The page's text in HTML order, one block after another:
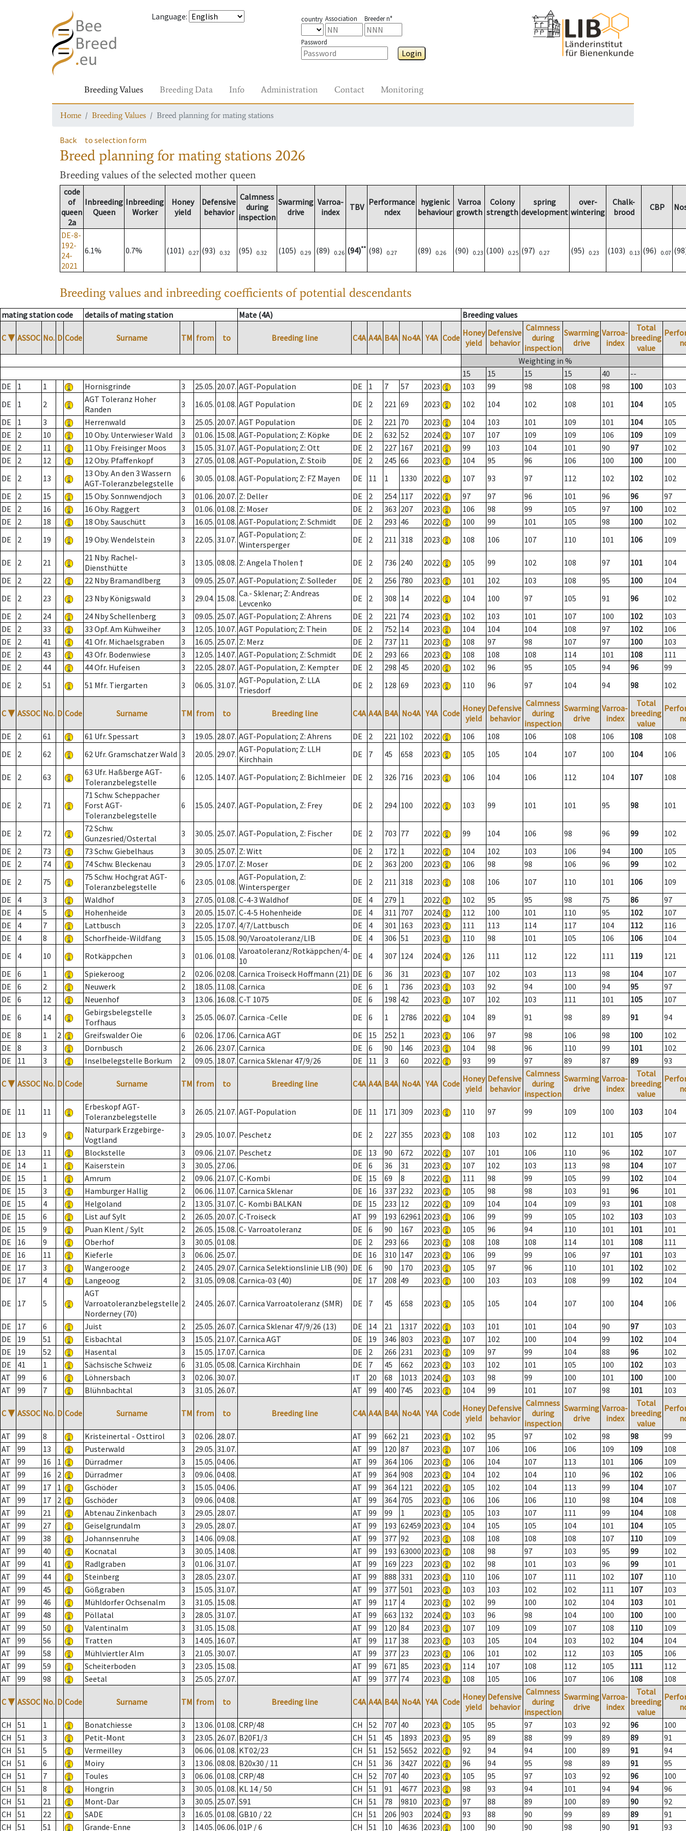
Language: country Association Breeder n°
Password
Login
Breeding Values Breeding Data Info Administration Contact Monitoring
Home Breeding Values Breed planning for mating stations
Back to selection form
Breed planning for mating stations 2026
Breeding values of the selected mother queen
code
of
queen
2a
Inbreeding
Queen
Inbreeding
Worker
Honey
yield
Defensive
behavior
Calmness
during
inspection
Swarming
drive
Varroa-
index
TBV Performance
ndex
hygienic
behaviour
Varroa
growth
Colony
strength
spring
development
over-
wintering
Chalk-
brood
CBP
DE-8-
192-
24-
2021
6.1% 0.7% (101) 0.27 (93) 0.32 (95) 0.32 (105) 0.29 (89) 0.26 (94)** (98) 0.27 (89) 0.26 (90) 0.23 (100) 0.25 (97) 0.27 (95) 0.23 (103) 0.13 (96) 0.07
Breeding values and inbreeding coefficients of potential descendants
mating station code details of mating station Mate (4A) Breeding values
C ▼ ASSOC No. D Code Surname TM from to Breeding line C4A A4A B4A No4A Y4A Code Honey
yield
Defensive
behavior
Calmness
during
inspection
Swarming
drive
Varroa-
index
Total
breeding
value
Weighting in %
15
15 15 15 40
--
DE
1 1 Hornisgrinde 3 25.05. 20.07. AGT-Population DE 1 7 57 2023 103 99 98 108 98 100
103
DE
1 2
AGT Toleranz Hoher
Randen
3 16.05. 01.08. AGT Population DE 2 221 69 2023 102 104 102 108 101 104
105
DE
1 3 Herrenwald 3 25.05. 20.07. AGT Population DE 2 221 70 2023 104 103 101 109 101 104
105
DE
2 10 10 Oby. Unterwieser Wald 3 01.06. 15.08. AGT-Population; Z: Köpke DE 2 632 52 2024 107 107 109 109 106 109
109
DE
2 11 11 Oby. Freisinger Moos 3 15.05. 31.07. AGT-Population; Z: Ott DE 2 227 167 2021 99 103 104 101 90 97
102
DE
2 12 12 Oby. Pfaffenkopf 3 27.05. 01.08. AGT-Population, Z: Stoib DE 2 245 66 2023 104 95 96 106 100 100
100
DE
2 13
13 Oby. An den 3 Wassern
AGT-Toleranzbelegstelle
6 30.05. 01.08. AGT-Population; Z: FZ Mayen DE 11 1 1330 2022 107 93 97 112 102 102
102
DE
2 15 15 Oby. Sonnwendjoch 3 01.06. 20.07. Z: Deller DE 2 254 117 2022 97 97 96 101 96 96
97
DE
2 16 16 Oby. Raggert 3 01.06. 01.08. Z: Moser DE 2 363 207 2023 106 98 99 105 97 100
102
DE
2 18 18 Oby. Sauschütt 3 16.05. 01.08. AGT-Population; Z: Schmidt DE 2 293 46 2022 100 99 101 105 98 100
102
DE
2 19 19 Oby. Wendelstein 3 22.05. 31.07. AGT-Population; Z:
Wintersperger
DE 2 211 318 2023 108 106 107 110 101 106 109
DE 2 21
21 Nby. Rachel-
Diensthütte
3 13.05. 08.08. Z: Angela Tholen † DE 2 736 240 2022 105 99 102 108 97 101
104
DE
2 22 22 Nby Bramandlberg 3 09.05. 25.07. AGT-Population; Z: Solleder DE 2 256 780 2023 101 102 103 108 95 100
104
DE
2 23 23 Nby Königswald 3 29.04. 15.08. Ca.- Sklenar; Z: Andreas
Levcenko
DE 2 308 14 2022 104 100 97 105 91 96
102
DE
2 24 24 Nby Schellenberg 3 09.05. 25.07. AGT-Population; Z: Ahrens DE 2 221 74 2023 102 103 101 107 100 102
103
DE
2 33 33 Opf. Am Kühweiher 3 12.05. 10.07. AGT Population; Z: Thein DE 2 752 14 2023 104 104 104 108 97 102
106
DE
2 41 41 Ofr. Michaelsgraben 3 16.05. 25.07. Z: Merz DE 2 737 11 2023 108 97 98 107 97 100
103
DE
2 43 43 Ofr. Bodenwiese 3 12.05. 14.07. AGT-Population; Z: Schmidt DE 2 293 66 2023 108 108 108 114 101 108
111
DE
2 44 44 Ofr. Hufeisen 3 22.05. 28.07. AGT-Population, Z: Kempter DE 2 298 45 2020 102 96 95 105 94 96
99
DE
2 51 51 Mfr. Tiergarten 3 06.05. 31.07. AGT-Population, Z: LLA
Triesdorf
DE 2 128 69 2023 110 96 97 104 94 98 102
C ▼ ASSOC No. D Code Surname TM from to Breeding line C4A A4A B4A No4A Y4A Code Honey
yield
Defensive
behavior
Calmness
during
inspection
Swarming
drive
Varroa-
index
Total
breeding
value
DE
2 61 61 Ufr. Spessart 3 19.05. 28.07. AGT-Population; Z: Ahrens DE 2 221 102 2022 106 108 106 108 106 108
108
DE
2 62 62 Ufr. Gramschatzer Wald 3 20.05. 29.07. AGT-Population; Z: LLH
Kirchhain
DE 7 45 658 2023 105 105 104 107 100 104 106
DE 2 63
63 Ufr. Haßberge AGT-
Toleranzbelegstelle
6 12.05. 14.07. AGT-Population; Z: Bichlmeier DE 2 326 716 2023 106 104 106 112 104 107 108
DE 2 71
71 Schw. Scheppacher
Forst AGT-
Toleranzbelegstelle
6 15.05. 24.07. AGT-Population, Z: Frey DE 2 294 100 2022 103 99 101 101 95 98 101
DE 2 72
72 Schw.
Gunzesried/Ostertal
3 30.05. 25.07. AGT-Population, Z: Fischer DE 2 703 77 2022 99 104 106 98 96 99
102
DE
2 73 73 Schw. Giebelhaus 3 30.05. 25.07. Z: Witt DE 2 172 1 2022 104 102 103 106 94 100
105
DE
2 74 74 Schw. Bleckenau 3 29.05. 17.07. Z: Moser DE 2 363 200 2023 106 98 98 106 96 99
102
DE
2 75
75 Schw. Hochgrat AGT-
Toleranzbelegstelle
6 23.05. 01.08. AGT-Population, Z:
Wintersperger
DE 2 211 318 2023 108 106 107 110 101 106
109
DE
4 3 Waldhof 3 27.05. 01.08. C-4-3 Waldhof DE 4 279 1 2022 102 95 95 98 75 86
97
DE
4 5 Hohenheide 3 20.05. 15.07. C-4-5 Hohenheide DE 4 311 707 2024 112 100 101 110 95 102
107
DE
4 7 Lattbusch 3 22.05. 17.07. 4/7/Lattbusch DE 4 301 163 2023 111 113 114 117 104 112
116
DE
4 8 Schorfheide-Wildfang 3 15.05. 15.08. 90/Varoatoleranz/LIB DE 4 306 51 2023 110 98 101 105 106 106
104
DE
4 10 Rotkäppchen 3 01.06. 01.08. Varoatoleranz/Rotkäppchen/4-
10
DE 4 307 124 2024 126 111 112 122 111 119
121
DE
6 1 Spiekeroog 2 02.06. 02.08. Carnica Troiseck Hoffmann (21) DE 6 36 31 2023 107 102 103 113 98 104
107
DE
6 2 Neuwerk 2 18.05. 11.08. Carnica DE 6 1 736 2023 103 92 94 100 94 95
97
DE
6 12 Neuenhof 3 13.06. 16.08. C-T 1075 DE 6 198 42 2023 107 102 103 111 101 105
107
DE
6 14
Gebirgsbelegstelle
Torfhaus
3 25.05. 06.07. Carnica -Celle DE 6 1 2786 2022 104 89 91 98 89 91
94
DE
8 1 2 Greifswalder Oie 6 02.06. 17.06. Carnica AGT DE 15 252 1 2023 106 97 98 106 98 100
102
DE
8 3 Dornbusch 2 26.06. 23.07. Carnica DE 6 90 146 2023 104 98 96 110 99 101
102
DE
11 3 Inselbelegstelle Borkum 2 09.05. 18.07. Carnica Sklenar 47/9/26 DE 11 3 60 2022 93 99 97 89 87 89 93
C ▼ ASSOC No. D Code Surname TM from to Breeding line C4A A4A B4A No4A Y4A Code Honey
yield
Defensive
behavior
Calmness
during
inspection
Swarming
drive
Varroa-
index
Total
breeding
value
DE 11 11
Erbeskopf AGT-
Toleranzbelegstelle
3 26.05. 21.07. AGT-Population DE 11 171 309 2023 110 97 99 109 100 103 104
DE 13 9
Naturpark Erzgebirge-
Vogtland
3 29.05. 10.07. Peschetz DE 2 227 355 2023 108 103 102 112 101 105
107
DE
13 11 Blockstelle 3 09.06. 21.07. Peschetz DE 13 90 672 2022 107 101 106 110 96 102
107
DE
14 1 Kaiserstein 3 30.05. 27.06. DE 6 36 31 2023 107 102 103 113 98 104
107
DE
15 1 Amrum 2 09.06. 21.07. C-Kombi DE 15 69 8 2022 111 98 99 105 99 102
104
DE
15 3 Hamburger Hallig 2 06.06. 11.07. Carnica Sklenar DE 16 337 232 2023 105 98 98 103 91 96
101
DE
15 4 Helgoland 2 13.05. 31.07. C- Kombi BALKAN DE 15 233 12 2022 109 104 104 109 93 101
108
DE
15 6 List auf Sylt 2 26.05. 20.07. C-Troiseck AT 99 193 62961 2023 106 99 99 105 102 103
103
DE
15 9 Puan Klent / Sylt 2 26.05. 15.08. C- Varroatoleranz DE 6 90 167 2023 105 96 94 110 101 101
101
DE
16 9 Oberhof 3 30.05. 01.08. DE 2 293 66 2023 108 108 108 114 101 108
111
DE
16 11 Kieferle 3 06.06. 25.07. DE 16 310 147 2023 106 99 99 106 97 101
103
DE
17 3 Wangerooge 2 24.05. 29.07. Carnica Selektionslinie LIB (90) DE 6 90 170 2023 105 97 96 110 101 102
102
DE
17 4 Langeoog 2 31.05. 09.08. Carnica-03 (40) DE 17 208 49 2023 100 103 103 108 99 102 104
DE 17 5
AGT
Varroatoleranzbelegstelle
Norderney (70)
2 24.05. 26.07. Carnica Varroatoleranz (SMR) DE 7 45 658 2023 105 105 104 107 100 104 106
DE 17 6 Juist 2 25.05. 26.07. Carnica Sklenar 47/9/26 (13) DE 14 21 1317 2022 103 101 101 104 90 97
103
DE
19 51 Eisbachtal 3 15.05. 21.07. Carnica AGT DE 19 346 803 2023 107 102 100 104 99 102
104
DE
19 52 Hasental 3 15.05. 17.07. Carnica DE 2 266 231 2023 109 97 99 104 88 96
102
DE
41 1 Sächsische Schweiz 6 31.05. 05.08. Carnica Kirchhain DE 7 45 662 2023 103 102 101 105 100 102
103
AT
99 6 Löhnersbach 3 02.06. 30.07. IT 20 68 1013 2024 103 98 99 100 101 100
100
AT
99 7 Blühnbachtal 3 31.05. 26.07. AT 99 400 745 2023 104 99 101 107 98 101 103
C ▼ ASSOC No. D Code Surname TM from to Breeding line C4A A4A B4A No4A Y4A Code Honey
yield
Defensive
behavior
Calmness
during
inspection
Swarming
drive
Varroa-
index
Total
breeding
value
AT
99 8 Kristeinertal - Osttirol 3 02.06. 28.07. AT 99 662 21 2023 102 95 97 102 98 98
99
AT
99 13 Pusterwald 3 29.05. 31.07. AT 99 120 87 2023 107 106 106 106 109 109
108
AT
99 16 1 Dürradmer 3 15.05. 04.06. AT 99 364 106 2023 106 104 107 113 101 106
109
AT
99 16 2 Dürradmer 3 09.06. 04.08. AT 99 364 908 2023 104 102 104 110 96 102
106
AT
99 17 1 Gschöder 3 15.05. 04.06. AT 99 364 121 2022 105 102 104 113 99 104
107
AT
99 17 2 Gschöder 3 09.06. 04.08. AT 99 364 705 2023 106 106 106 110 98 104
108
AT
99 21 Abtenau Zinkenbach 3 29.05. 28.07. AT 99 99 1 2023 105 103 107 111 99 104
108
AT
99 27 Geiselgrundalm 3 29.05. 28.07. AT 99 193 62459 2023 104 105 105 104 101 104
105
AT
99 38 Johannsenruhe 3 14.06. 09.08. AT 99 377 92 2023 108 108 108 108 107 110
109
AT
99 40 Kocnatal 3 30.05. 14.08. AT 99 193 63000 2023 108 98 97 103 95 99
102
AT
99 41 Radlgraben 3 01.06. 31.07. AT 99 169 223 2023 102 98 101 103 96 99
101
AT
99 44 Steinberg 3 28.05. 23.07. AT 99 888 331 2023 110 106 107 111 102 107
110
AT
99 45 Gößgraben 3 15.05. 31.07. AT 99 377 501 2023 103 103 102 102 111 107
103
AT
99 46 Mühldorfer Ochsenalm 3 31.05. 15.08. AT 99 117 4 2023 102 99 100 102 104 103
101
AT
99 48 Pöllatal 3 28.05. 31.07. AT 99 663 132 2024 103 96 98 104 100 100
100
AT
99 50 Valentinalm 3 31.05. 15.08. AT 99 120 84 2023 107 109 109 107 108 110
109
AT
99 56 Tratten 3 14.05. 16.07. AT 99 117 38 2023 103 105 104 103 102 104
104
AT
99 58 Mühlviertler Alm 3 21.05. 30.07. AT 99 377 23 2023 106 101 102 112 103 105
106
AT
99 59 Scheiterboden 3 23.05. 15.08. AT 99 671 85 2023 114 107 108 112 105 111
112
AT
99 98 Seetal 3 25.05. 27.07. AT 99 377 74 2023 108 105 106 107 106 108 108
C ▼ ASSOC No. D Code Surname TM from to Breeding line C4A A4A B4A No4A Y4A Code Honey
yield
Defensive
behavior
Calmness
during
inspection
Swarming
drive
Varroa-
index
Total
breeding
value
CH
51 1 Bonatchiesse 3 13.06. 01.08. CRP/48 CH 52 707 40 2023 105 95 97 103 92 96
100
CH
51 3 Petit-Mont 3 23.05. 26.07. B20F1/3 CH 51 45 1893 2023 95 89 88 99 89 89
91
CH
51 5 Vermeilley 3 06.06. 01.08. KT02/23 CH 51 152 5652 2022 92 94 94 100 89 91
94
CH
51 6 Moiry 3 13.06. 08.08. B20x30 / 11 CH 51 36 3427 2022 96 94 95 98 89 91
95
CH
51 7 Toules 3 06.06. 01.08. CRP/48 CH 52 707 40 2023 105 95 97 103 92 96
100
CH
51 8 Hongrin 3 30.05. 01.08. KL 14 / 50 CH 51 91 4677 2023 98 93 94 101 94 94
96
CH
51 21 Mont-Dar 3 30.05. 25.07. S91 CH 51 78 9810 2023 97 88 89 100 89 90
92
CH
51 22 SADE 3 16.05. 01.08. GB10 / 22 CH 51 206 903 2024 93 88 90 99 89 89
91
CH
51 51 Grande-Enne 3 14.05. 06.06. 01P / 6 CH 51 10 4636 2023 100 90 90 98 90 91 93